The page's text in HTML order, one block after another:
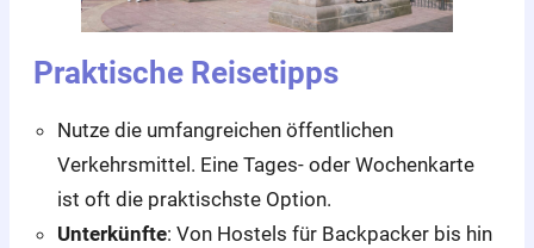
Praktische Reisetipps
Nutze die umfangreichen öffentlichen
Verkehrsmittel. Eine Tages- oder Wochenkarte
ist oft die praktischste Option.
Unterkünfte: Von Hostels für Backpacker bis hin